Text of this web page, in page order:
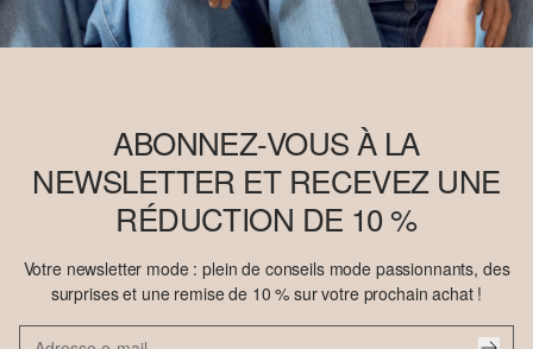
ABONNEZ-VOUS À LA
NEWSLETTER ET RECEVEZ UNE
RÉDUCTION DE 10 %
Votre newsletter mode : plein de conseils mode passionnants, des
surprises et une remise de 10 % sur votre prochain achat !